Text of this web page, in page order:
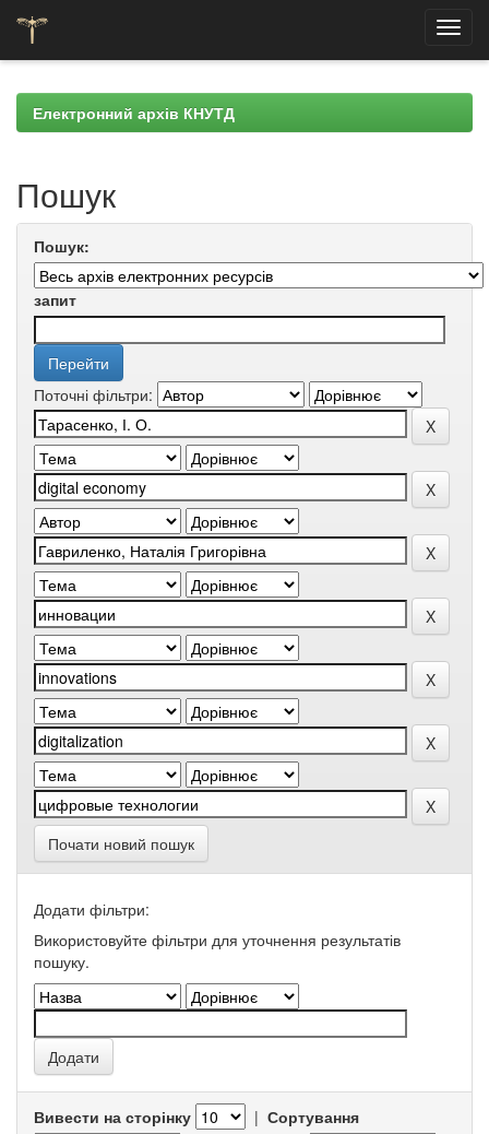
navigationЕлектронний архів КНУТД
Пошук
Пошук:
запит
Поточні фільтри:
Почати новий пошук
Додати фільтри:
Використовуйте фільтри для уточнення результатів
пошуку.
Вивести на сторінку | Сортування